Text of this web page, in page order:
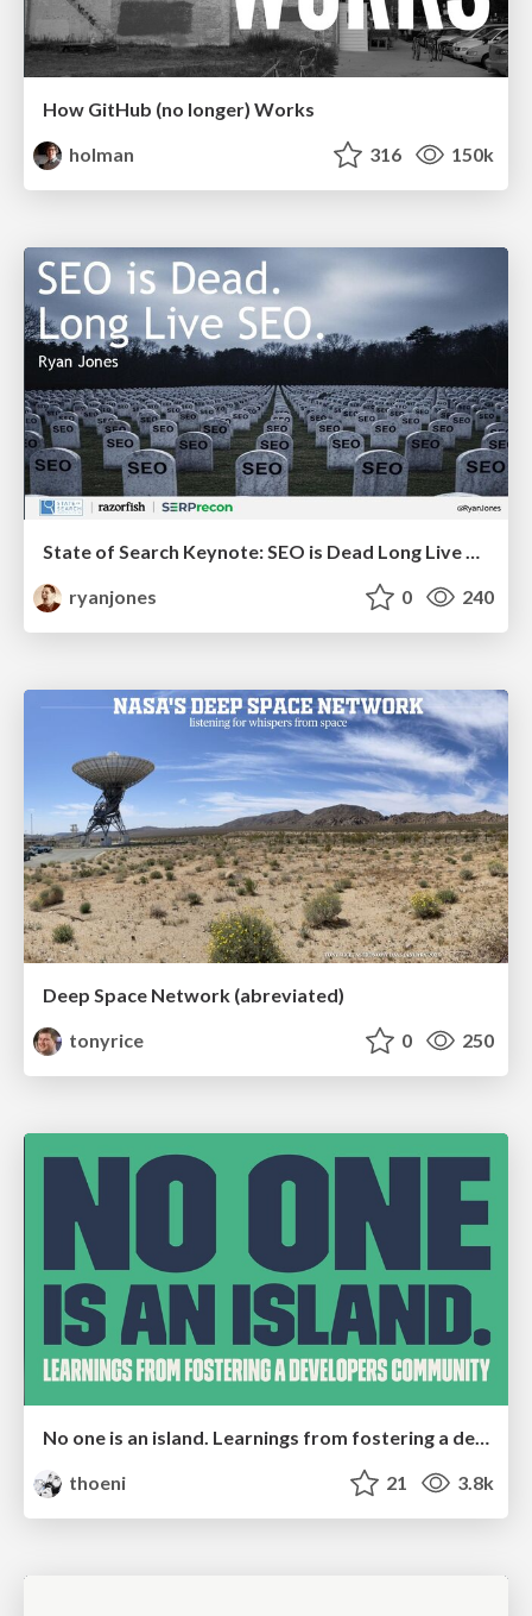
How GitHub (no longer) Works
holman
316 150k
State of Search Keynote: SEO is Dead Long Live SEO
ryanjones
0 240
Deep Space Network (abreviated)
tonyrice
0 250
No one is an island. Learnings from fostering a developers community.
thoeni
21 3.8k